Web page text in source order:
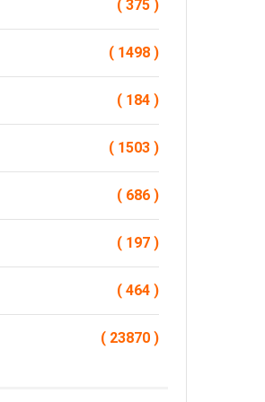
( 375 )
( 1498 )
( 184 )
( 1503 )
( 686 )
( 197 )
( 464 )
( 23870 )